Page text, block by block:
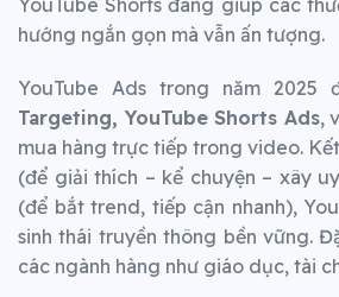
hướng ngắn gọn mà vẫn ấn tượng.
YouTube Ads trong năm 2025
Targeting, YouTube Shorts Ads,
mua hàng trực tiếp trong video.
(để giải thích – kể chuyện – xây
(để bắt trend, tiếp cận nhanh),
sinh thái truyền thông bền vững.
các ngành hàng như giáo dục, tài